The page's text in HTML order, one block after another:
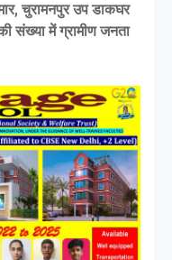
चुरामनपुर उप डाकघर
संख्या में ग्रामीण जनता